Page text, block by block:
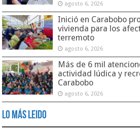
agosto 6, 2026
Inició en Carabobo
vivienda para los
terremoto
agosto 6, 2026
Más de 6 mil
actividad lúdica y
Carabobo
agosto 6, 2026
Lo Más Leido